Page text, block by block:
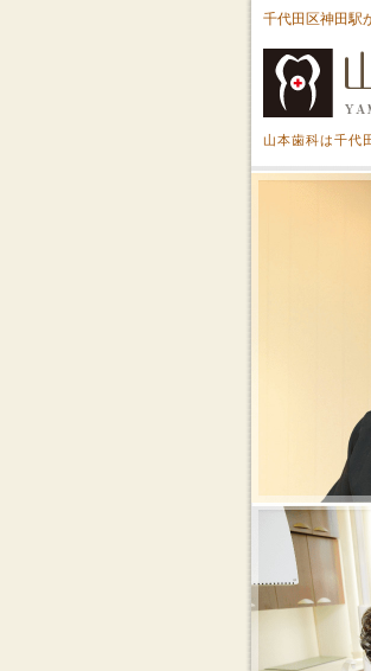
千代田区神田駅
山本歯科は千代